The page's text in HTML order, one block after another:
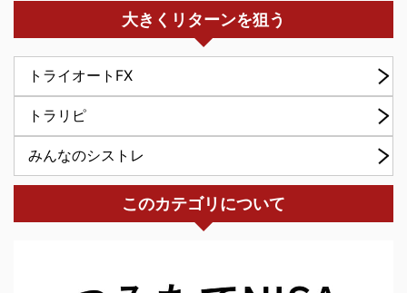
大きくリターンを狙う
トライオートFX
トラリピ
みんなのシストレ
このカテゴリについて